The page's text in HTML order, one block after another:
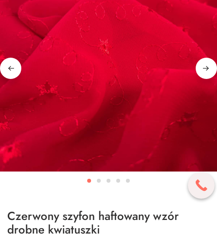
Czerwony szyfon haftowany wzór
drobne kwiatuszki